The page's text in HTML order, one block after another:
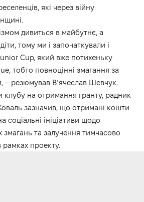
які через війну
дивиться в майбутнє, а
тому ми і започаткували і
Cup, який вже потихеньку
тобто повноцінні змагання за
– резюмував В’ячеслав Шевчук.
клубу на отримання гранту, радник
зазначив, що отримані кошти
соціальні ініціативи щодо
змагань та залучення тимчасово
рамках проекту.